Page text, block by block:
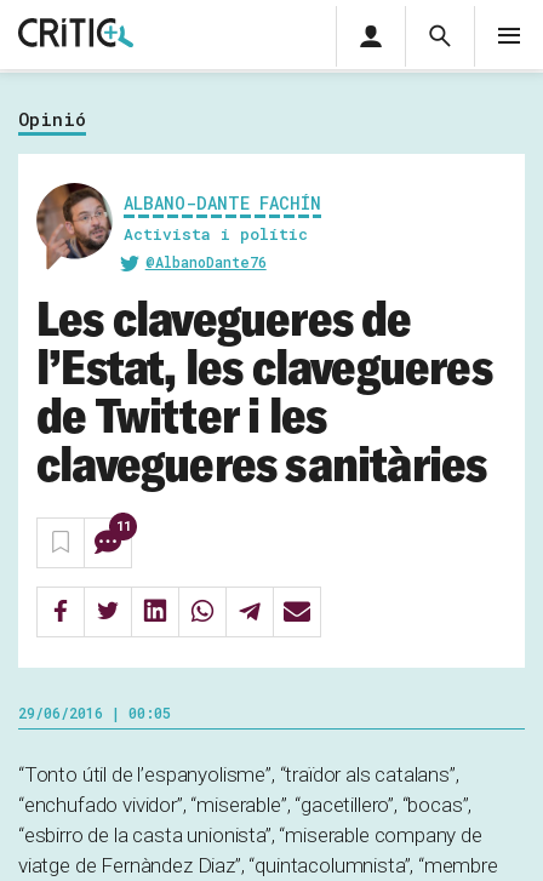
Cerca
Cerca
privada
Inicia sessió
Opinió
ALBANO-DANTE FACHÍN
Activista i polític
@AlbanoDante76
Les clavegueres de
l’Estat, les clavegueres
de Twitter i les
clavegueres sanitàries
11
29/06/2016 | 00:05
“Tonto útil de l’espanyolisme”, “traïdor als catalans”,
“enchufado vividor”, “miserable”, “gacetillero”, “bocas”,
“esbirro de la casta unionista”, “miserable company de
viatge de Fernàndez Diaz”, “quintacolumnista”, “membre